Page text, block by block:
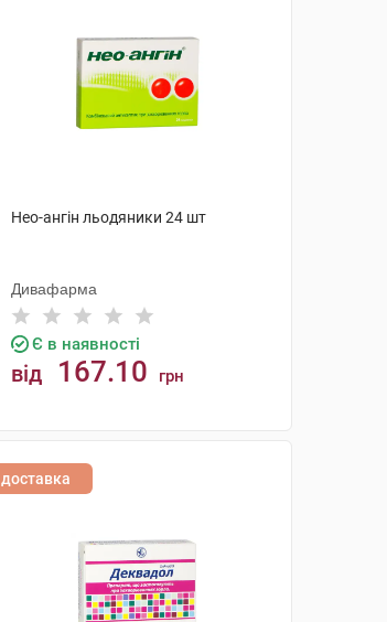
Нео-ангін льодяники 24 шт
Дивафарма
Є в наявності
від 167.10 грн
доставка